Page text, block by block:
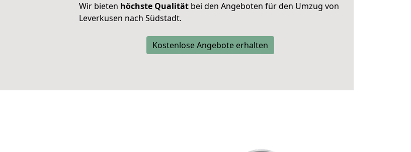
Wir bieten höchste Qualität bei den Angeboten für den Umzug von
Leverkusen nach Südstadt.
Kostenlose Angebote erhalten